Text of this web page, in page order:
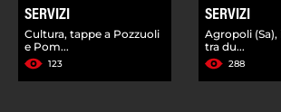
SERVIZI
Cultura, tappe a Pozzuoli
e Pom...
123
SERVIZI
Agropoli
tra du...
288